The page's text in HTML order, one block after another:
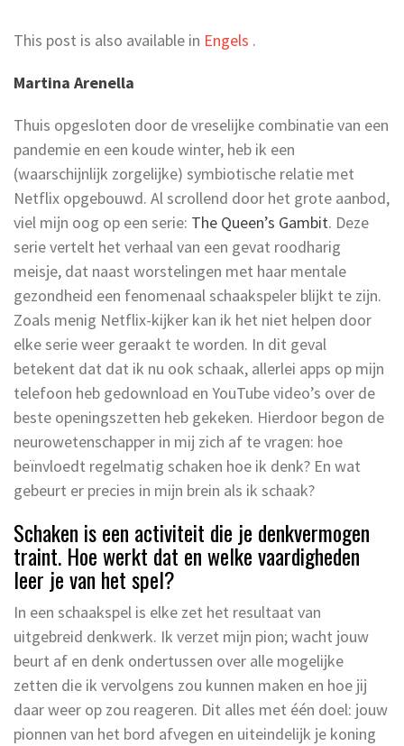
This post is also available in Engels .
Martina Arenella
Thuis opgesloten door de vreselijke combinatie van een
pandemie en een koude winter, heb ik een
(waarschijnlijk zorgelijke) symbiotische relatie met
Netflix opgebouwd. Al scrollend door het grote aanbod,
viel mijn oog op een serie: The Queen’s Gambit. Deze
serie vertelt het verhaal van een gevat roodharig
meisje, dat naast worstelingen met haar mentale
gezondheid een fenomenaal schaakspeler blijkt te zijn.
Zoals menig Netflix-kijker kan ik het niet helpen door
elke serie weer geraakt te worden. In dit geval
betekent dat dat ik nu ook schaak, allerlei apps op mijn
telefoon heb gedownload en YouTube video’s over de
beste openingszetten heb gekeken. Hierdoor begon de
neurowetenschapper in mij zich af te vragen: hoe
beïnvloedt regelmatig schaken hoe ik denk? En wat
gebeurt er precies in mijn brein als ik schaak?
Schaken is een activiteit die je denkvermogen
traint. Hoe werkt dat en welke vaardigheden
leer je van het spel?
In een schaakspel is elke zet het resultaat van
uitgebreid denkwerk. Ik verzet mijn pion; wacht jouw
beurt af en denk ondertussen over alle mogelijke
zetten die ik vervolgens zou kunnen maken en hoe jij
daar weer op zou reageren. Dit alles met één doel: jouw
pionnen van het bord afvegen en uiteindelijk je koning